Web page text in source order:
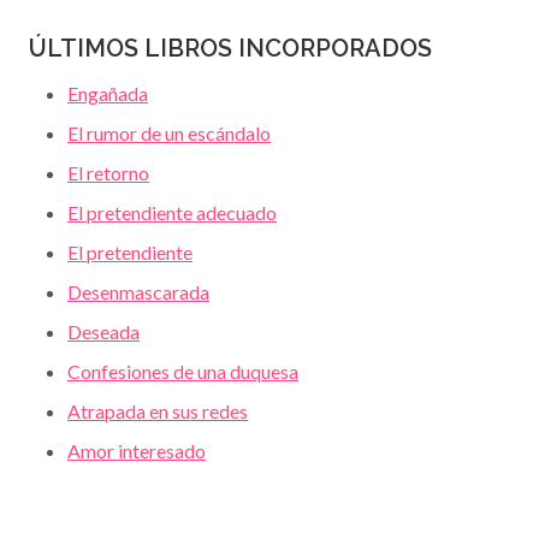
ÚLTIMOS LIBROS INCORPORADOS
Engañada
El rumor de un escándalo
El retorno
El pretendiente adecuado
El pretendiente
Desenmascarada
Deseada
Confesiones de una duquesa
Atrapada en sus redes
Amor interesado